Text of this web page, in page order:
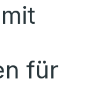
für